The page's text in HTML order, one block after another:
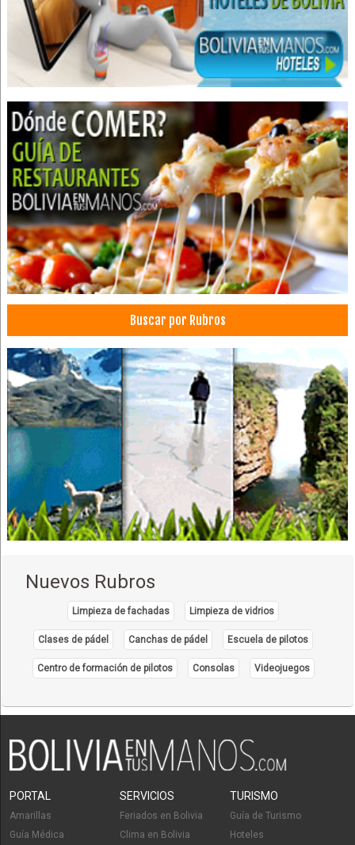
Turismo Ecológico
Buscar por Rubros
Nuevos Rubros
Limpieza de fachadas Limpieza de vidrios
Clases de pádel Canchas de pádel Escuela de pilotos
Centro de formación de pilotos Consolas Videojuegos
PORTAL
Amarillas
Guía Médica
SERVICIOS
Feriados en Bolivia
Clima en Bolivia
TURISMO
Guía de Turismo
Hoteles